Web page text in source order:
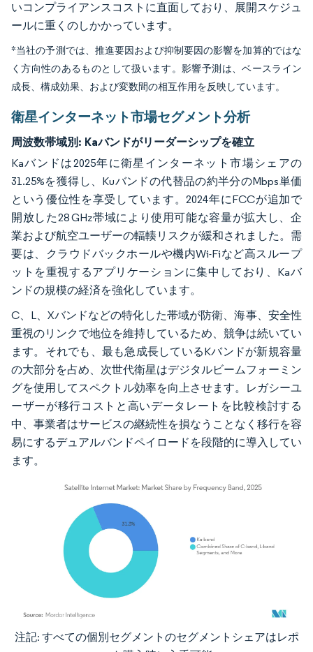
いコンプライアンスコストに直面しており、展開スケジュ
ールに重くのしかかっています。
*当社の予測では、推進要因および抑制要因の影響を加算的ではな
く方向性のあるものとして扱います。影響予測は、ベースライン
成長、構成効果、および変数間の相互作用を反映しています。
衛星インターネット市場セグメント分析
周波数帯域別: Kaバンドがリーダーシップを確立
Kaバンドは2025年に衛星インターネット市場シェアの
31.25%を獲得し、Kuバンドの代替品の約半分のMbps単価
という優位性を享受しています。2024年にFCCが追加で
開放した28 GHz帯域により使用可能な容量が拡大し、企
業および航空ユーザーの輻輳リスクが緩和されました。需
要は、クラウドバックホールや機内Wi-Fiなど高スループ
ットを重視するアプリケーションに集中しており、Kaバ
ンドの規模の経済を強化しています。
C、L、Xバンドなどの特化した帯域が防衛、海事、安全性
重視のリンクで地位を維持しているため、競争は続いてい
ます。それでも、最も急成長しているKバンドが新規容量
の大部分を占め、次世代衛星はデジタルビームフォーミン
グを使用してスペクトル効率を向上させます。レガシーユ
ーザーが移行コストと高いデータレートを比較検討する
中、事業者はサービスの継続性を損なうことなく移行を容
易にするデュアルバンドペイロードを段階的に導入してい
ます。
画像 © Mordor Intelligence。再利用にはCC BY 4.0の表示が必要です。
注記: すべての個別セグメントのセグメントシェアはレポ